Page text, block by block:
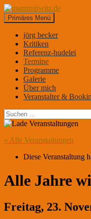
Suchen
Primäres Menü
Inhalt
springen
jörg becker
Kritiken
Referenz-hudelei
Termine
Programme
Galerie
Über mich
Veranstalter &
Suchen
nach:
« Alle Veranstaltungen
Diese Veranstaltung
Alle Jahre
Freitag, 23.